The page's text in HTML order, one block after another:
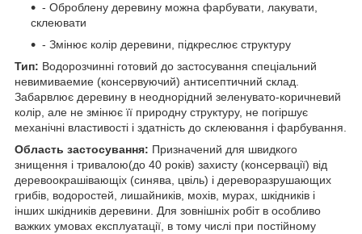
- Оброблену деревину можна фарбувати, лакувати,
склеювати
- Змінює колір деревини, підкреслює структуру
Тип: Водорозчинні готовий до застосування спеціальний
невимиваемие (консервуючий) антисептичний склад.
Забарвлює деревину в неоднорідний зеленувато-коричневий
колір, але не змінює її природну структуру, не погіршує
механічні властивості і здатність до склеювання і фарбування.
Область застосування: Призначений для швидкого
знищення і тривалою(до 40 років) захисту (консервації) від
деревоокрашівающіх (синява, цвіль) і дереворазрушающих
грибів, водоростей, лишайників, мохів, мурах, шкідників і
інших шкідників деревини. Для зовнішніх робіт в особливо
важких умовах експлуатації, в тому числі при постійному